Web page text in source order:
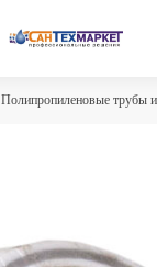
Полипропиленовые трубы